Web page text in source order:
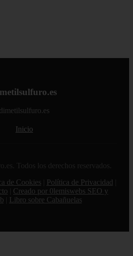
dimetilsulfuro.es
Inicio
Todos los derechos reservados.
de Cookies Política de Privacidad
Creado por 0lemiswebs SEO y
Libro sobre Cabañuelas